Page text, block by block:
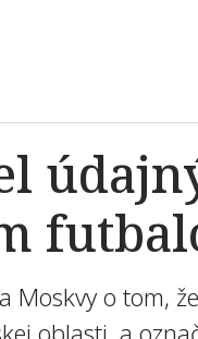
Moskvy o tom,
oblasti, a